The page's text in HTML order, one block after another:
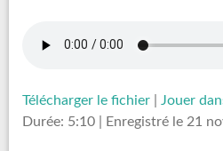
Télécharger le fichier Jouer
Durée: 5:10
Enregistré le 21